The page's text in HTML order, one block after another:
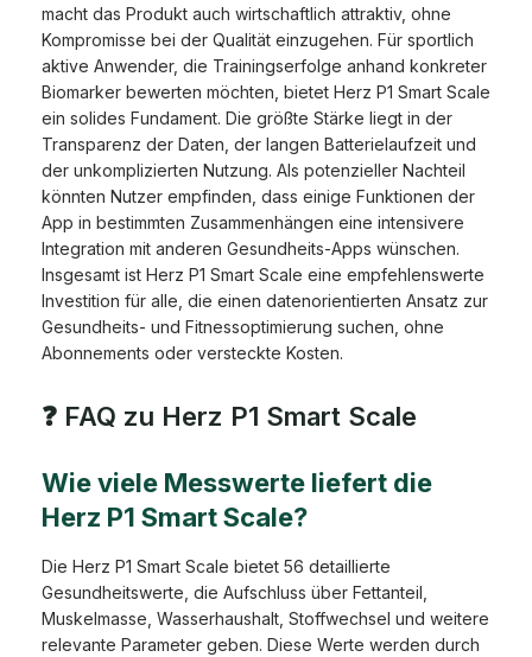
macht das Produkt auch wirtschaftlich attraktiv, ohne
Kompromisse bei der Qualität einzugehen. Für sportlich
aktive Anwender, die Trainingserfolge anhand konkreter
Biomarker bewerten möchten, bietet Herz P1 Smart Scale
ein solides Fundament. Die größte Stärke liegt in der
Transparenz der Daten, der langen Batterielaufzeit und
der unkomplizierten Nutzung. Als potenzieller Nachteil
könnten Nutzer empfinden, dass einige Funktionen der
App in bestimmten Zusammenhängen eine intensivere
Integration mit anderen Gesundheits-Apps wünschen.
Insgesamt ist Herz P1 Smart Scale eine empfehlenswerte
Investition für alle, die einen datenorientierten Ansatz zur
Gesundheits- und Fitnessoptimierung suchen, ohne
Abonnements oder versteckte Kosten.
❓ FAQ zu Herz P1 Smart Scale
Wie viele Messwerte liefert die
Herz P1 Smart Scale?
Die Herz P1 Smart Scale bietet 56 detaillierte
Gesundheitswerte, die Aufschluss über Fettanteil,
Muskelmasse, Wasserhaushalt, Stoffwechsel und weitere
relevante Parameter geben. Diese Werte werden durch